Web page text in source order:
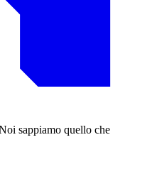
sappiamo quello che